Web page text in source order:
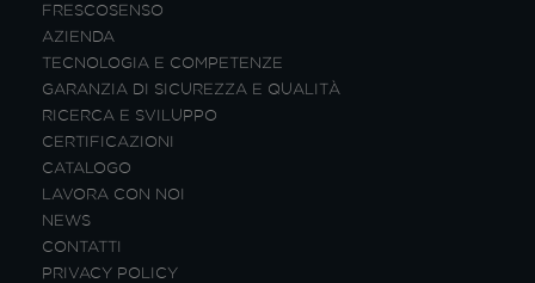
FRESCOSENSO
AZIENDA
TECNOLOGIA E COMPETENZE
GARANZIA DI SICUREZZA E QUALITÀ
RICERCA E SVILUPPO
CERTIFICAZIONI
CATALOGO
LAVORA CON NOI
NEWS
CONTATTI
PRIVACY POLICY